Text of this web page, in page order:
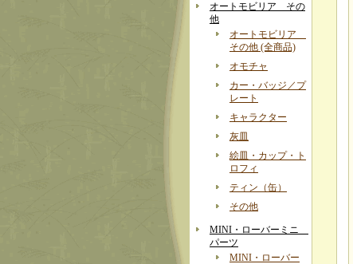
オートモビリア その
他
オートモビリア
その他 (全商品)
オモチャ
カー・バッジ／プ
レート
キャラクター
灰皿
絵皿・カップ・ト
ロフィ
ティン（缶）
その他
MINI・ローバーミニ
パーツ
MINI・ローバー